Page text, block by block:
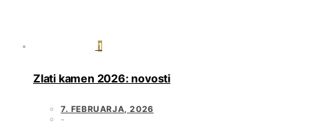
1
Zlati kamen 2026: novosti
7. FEBRUARJA, 2026